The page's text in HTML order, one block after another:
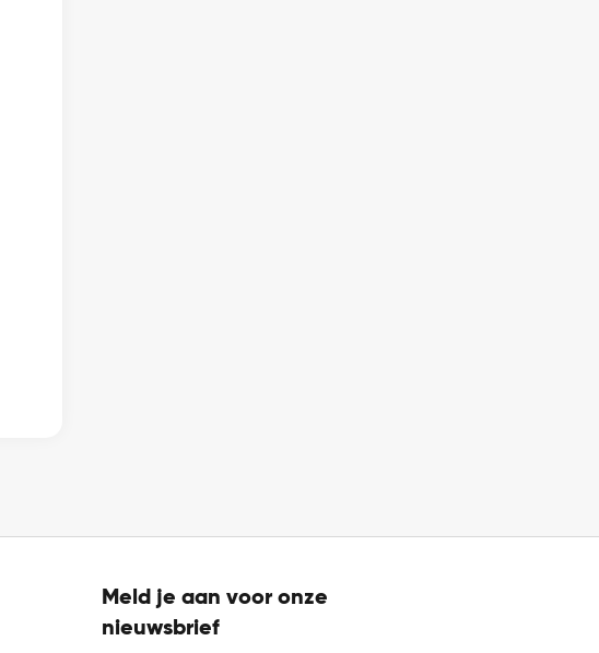
Meld je aan voor onze
nieuwsbrief